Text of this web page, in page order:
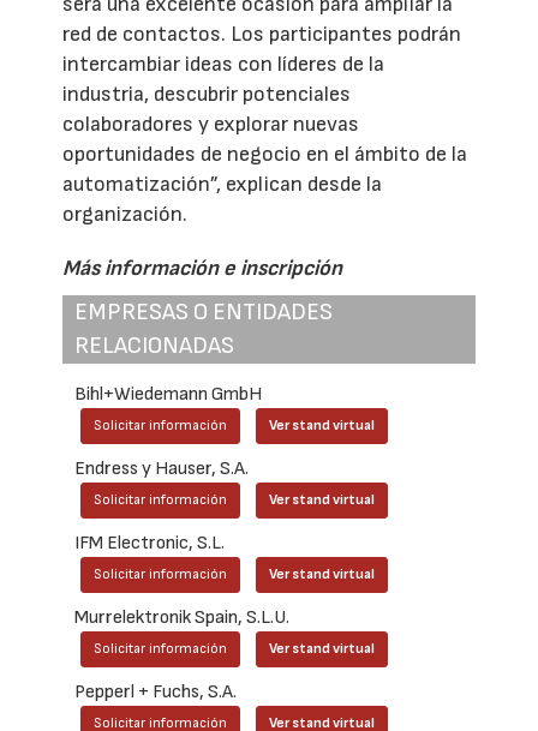
red de contactos. Los participantes podrán
intercambiar ideas con líderes de la
industria, descubrir potenciales
colaboradores y explorar nuevas
oportunidades de negocio en el ámbito de la
automatización”, explican desde la
organización.
Más información e inscripción
EMPRESAS O ENTIDADES
RELACIONADAS
Bihl+Wiedemann GmbH
Solicitar información Ver stand virtual
Endress y Hauser, S.A.
Solicitar información Ver stand virtual
IFM Electronic, S.L.
Solicitar información Ver stand virtual
Murrelektronik Spain, S.L.U.
Solicitar información Ver stand virtual
Pepperl + Fuchs, S.A.
Solicitar información Ver stand virtual